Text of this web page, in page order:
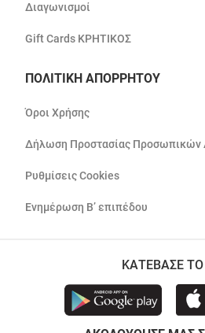
Διαγωνισμοί
Gift Cards ΚΡΗΤΙΚΟΣ
ΠΟΛΙΤΙΚΗ ΑΠΟΡΡΗΤΟΥ
Όροι Χρήσης
Δήλωση Προστασίας Προσωπικών
Ρυθμίσεις Cookies
Ενημέρωση Β’ επιπέδου
ΚΑΤΕΒΑΣΕ ΤΟ